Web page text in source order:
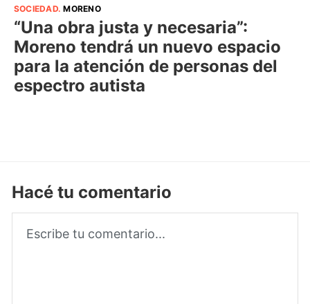
SOCIEDAD.MORENO
“Una obra justa y necesaria”:
Moreno tendrá un nuevo espacio
para la atención de personas del
espectro autista
Hacé tu comentario